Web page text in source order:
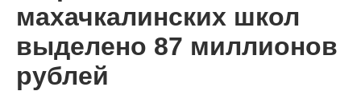
махачкалинских школ
выделено 87 миллионов
рублей